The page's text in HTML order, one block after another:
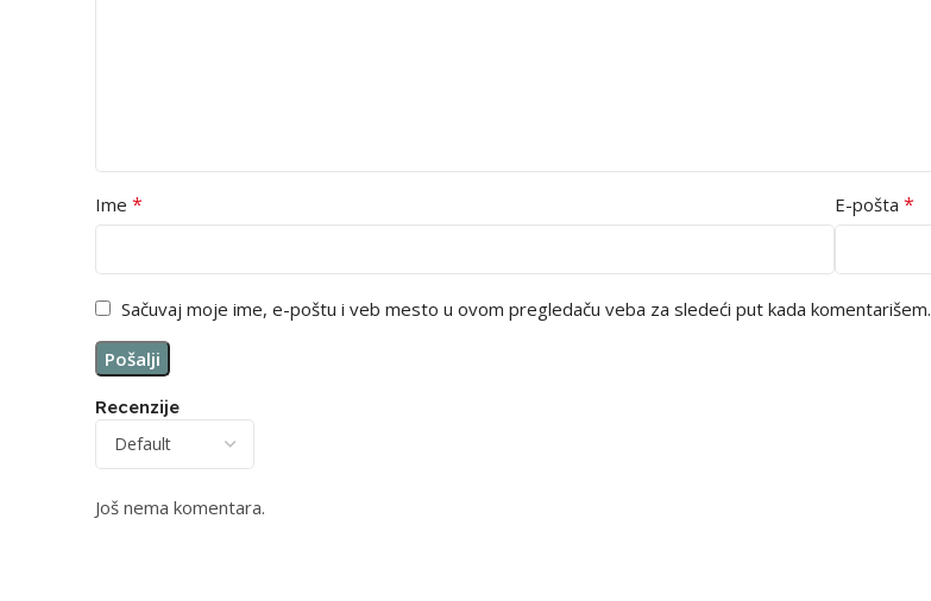
Recenzije
Još nema komentara.
Ime * E-pošta *
Sačuvaj moje ime, e-poštu i veb mesto u ovom pregledaču veba za sledeći put kada komentarišem.